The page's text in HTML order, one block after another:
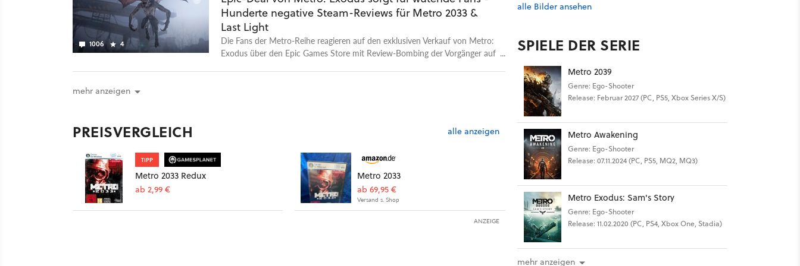
Spiel ein Sonderfall ist und wie Metro: Exodus sowohl nach der
Buchvorlage spielt als auch mittendrin - so merkwürdig das auch im ersten
Moment klingen mag. Mehr zum jüngsten Spiel der Serie erfahrt ihr in
unserem Test mit Testvideo zu Metro: Exodus.
1006 4
Hunderte negative Steam-Reviews für Metro 2033 &
Last Light
Die Fans der Metro-Reihe reagieren auf den exklusiven Verkauf von Metro:
Exodus über den Epic Games Store mit Review-Bombing der Vorgänger auf
mehr anzeigen
PREISVERGLEICH alle anzeigen
TIPP
Metro 2033 Redux
ab 2,99 €
Metro 2033
ab 69,95 €
Versand s. Shop
ANZEIGE
alle Bilder ansehen
SPIELE DER SERIE
Metro 2039
Genre: Ego-Shooter
Release: Februar 2027 (PC, PS5, Xbox Series X/S)
Metro Awakening
Genre: Ego-Shooter
Release: 07.11.2024 (PC, PS5, MQ2, MQ3)
Metro Exodus: Sam's Story
Genre: Ego-Shooter
Release: 11.02.2020 (PC, PS4, Xbox One, Stadia)
mehr anzeigen